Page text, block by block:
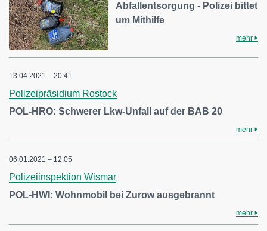
Abfallentsorgung - Polizei bittet
um Mithilfe
mehr
13.04.2021 – 20:41
Polizeipräsidium Rostock
POL-HRO: Schwerer Lkw-Unfall auf der BAB 20
mehr
06.01.2021 – 12:05
Polizeiinspektion Wismar
POL-HWI: Wohnmobil bei Zurow ausgebrannt
mehr